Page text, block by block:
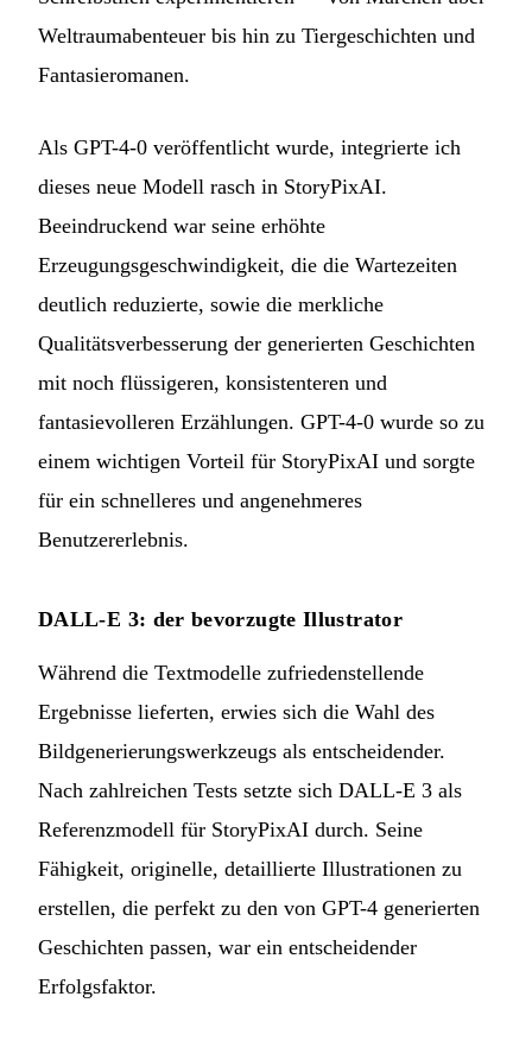
Weltraumabenteuer bis hin zu Tiergeschichten und
Fantasieromanen.
Als GPT-4-0 veröffentlicht wurde, integrierte ich
dieses neue Modell rasch in StoryPixAI.
Beeindruckend war seine erhöhte
Erzeugungsgeschwindigkeit, die die Wartezeiten
deutlich reduzierte, sowie die merkliche
Qualitätsverbesserung der generierten Geschichten
mit noch flüssigeren, konsistenteren und
fantasievolleren Erzählungen. GPT-4-0 wurde so zu
einem wichtigen Vorteil für StoryPixAI und sorgte
für ein schnelleres und angenehmeres
Benutzererlebnis.
DALL-E 3: der bevorzugte Illustrator
Während die Textmodelle zufriedenstellende
Ergebnisse lieferten, erwies sich die Wahl des
Bildgenerierungswerkzeugs als entscheidender.
Nach zahlreichen Tests setzte sich DALL-E 3 als
Referenzmodell für StoryPixAI durch. Seine
Fähigkeit, originelle, detaillierte Illustrationen zu
erstellen, die perfekt zu den von GPT-4 generierten
Geschichten passen, war ein entscheidender
Erfolgsfaktor.